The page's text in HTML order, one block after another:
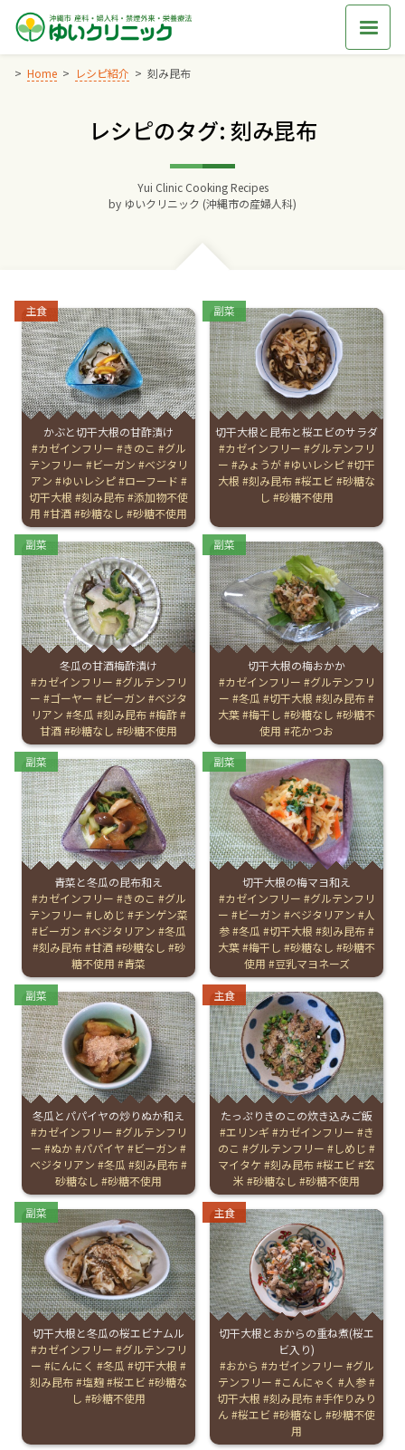
Skip
content
Home レシピ紹介 刻み昆布
レシピのタグ: 刻み昆布
Yui Clinic Cooking Recipes
by ゆいクリニック (沖縄市の産婦人科)
Categories:
主食
かぶと切干大根の甘酢漬け
Tags:
カゼインフリー きのこ
グル
テンフリー
ビーガン
ベジタリ
アン
ゆいレシピ ローフード
切干大根
刻み昆布 添加物不使
用
甘酒 砂糖なし 砂糖不使用
Categories:
副菜
切干大根と昆布と桜エビのサラダ
Tags:
カゼインフリー
グルテンフリ
ー
みょうが ゆいレシピ 切干
大根
刻み昆布 桜エビ 砂糖な
し
砂糖不使用
Categories:
副菜
冬瓜の甘酒梅酢漬け
Tags:
カゼインフリー
グルテンフリ
ー
ゴーヤー ビーガン
ベジタ
リアン
冬瓜 刻み昆布 梅酢
甘酒 砂糖なし 砂糖不使用
Categories:
副菜
切干大根の梅おかか
Tags:
カゼインフリー
グルテンフリ
ー
冬瓜 切干大根
刻み昆布
大葉 梅干し 砂糖なし
砂糖不
使用
花かつお
Categories:
副菜
青菜と冬瓜の昆布和え
Tags:
カゼインフリー きのこ
グル
テンフリー
しめじ
チンゲン菜
ビーガン
ベジタリアン
冬瓜
刻み昆布 甘酒 砂糖なし
砂
糖不使用
青菜
Categories:
副菜
切干大根の梅マヨ和え
Tags:
カゼインフリー
グルテンフリ
ー
ビーガン ベジタリアン
人
参 冬瓜 切干大根
刻み昆布
大葉 梅干し 砂糖なし
砂糖不
使用
豆乳マヨネーズ
Categories:
副菜
冬瓜とパパイヤの炒りぬか和え
Tags:
カゼインフリー
グルテンフリ
ー
ぬか パパイヤ
ビーガン
ベジタリアン
冬瓜
刻み昆布
砂糖なし
砂糖不使用
Categories:
主食
たっぷりきのこの炊き込みご飯
Tags:
エリンギ カゼインフリー
き
のこ
グルテンフリー
しめじ
マイタケ
刻み昆布 桜エビ 玄
米
砂糖なし
砂糖不使用
Categories:
副菜
切干大根と冬瓜の桜エビナムル
Tags:
カゼインフリー
グルテンフリ
ー
にんにく 冬瓜
切干大根
刻み昆布 塩麹 桜エビ 砂糖な
し
砂糖不使用
Categories:
主食
切干大根とおからの重ね煮(桜エ
ビ入り)
Tags:
おから カゼインフリー
グル
テンフリー
こんにゃく
人参
切干大根
刻み昆布
手作りみり
ん
桜エビ 砂糖なし
砂糖不使
用
Home
交通アクセス
診療料金
妊婦健診
お産について
親と子の結びつき支援
母乳育児
予防接種
その他の診療内容
‘さんルーム’ でさまざまな講座・クラス
遠方にお住まいで当院での出産を希望される方へ
医師プロフィール
English Page